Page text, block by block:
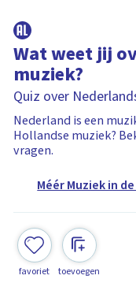
Wat weet jij
muziek?
Quiz over
Nederland is een
Hollandse muziek?
vragen.
Méér Muziek in
favoriet toevoegen